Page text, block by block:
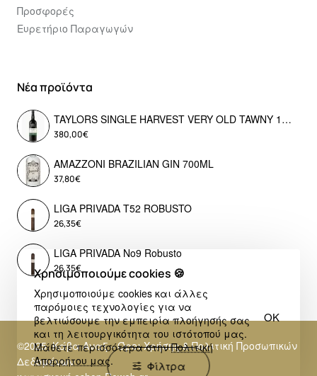
Χρησιμοποιούμε cookies 🍪
Χρησιμοποιούμε cookies και άλλες
παρόμοιες τεχνολογίες για να
βελτιώσουμε την εμπειρία πλοήγησής σας
και τη λειτουργικότητα του ιστότοπού μας.
Μάθετε περισσότερα στηνΠολιτική
Απορρήτου μας.
OK
Προσφορές
Ευρετήριο Παραγωγών
Νέα προϊόντα
TAYLORS SINGLE HARVEST VERY OLD TAWNY 1976 LIMITED EDITION
380,00€
AMAZZONI BRAZILIAN GIN 700ML
37,80€
LIGA PRIVADA T52 ROBUSTO
26,35€
LIGA PRIVADA No9 Robusto
26,35€
©2025, Κάβα Αναξ - Όροι Χρήσης & Πολιτική Προσωπικών
Δεδομένων
Φίλτρα